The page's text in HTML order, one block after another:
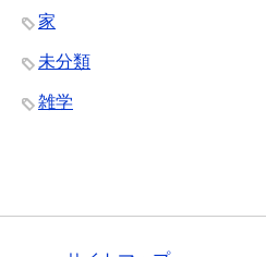
家
未分類
雑学